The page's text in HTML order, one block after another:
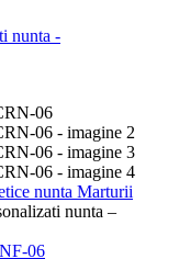
nunta Marturii
nunta –